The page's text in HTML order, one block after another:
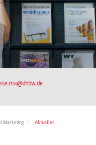
@dhbw.de
Marketing Aktuelles